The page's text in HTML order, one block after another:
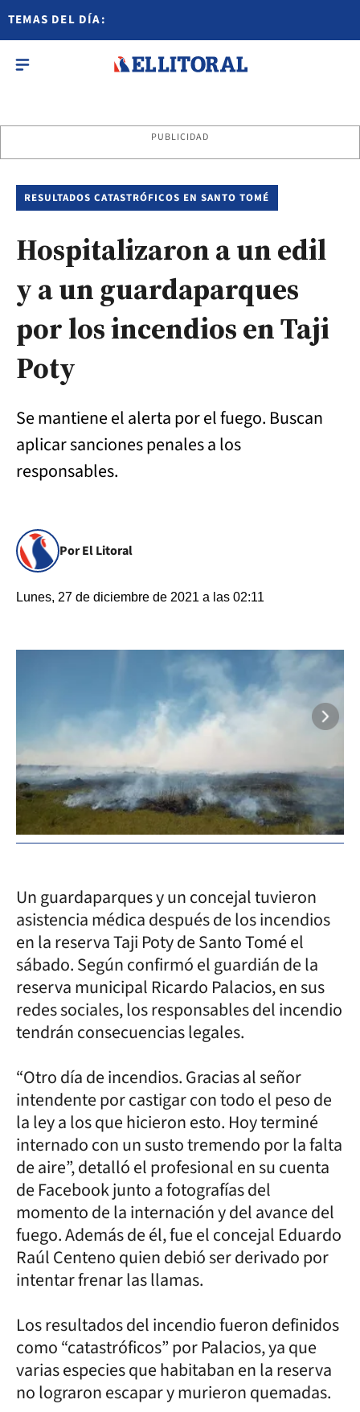
TEMAS DEL DÍA:
PUBLICIDAD
RESULTADOS CATASTRÓFICOS EN SANTO TOMÉ
Hospitalizaron a un edil
y a un guardaparques
por los incendios en Taji
Poty
Se mantiene el alerta por el fuego. Buscan
aplicar sanciones penales a los
responsables.
Por El Litoral
Lunes, 27 de diciembre de 2021 a las 02:11
Un guardaparques y un concejal tuvieron
asistencia médica después de los incendios
en la reserva Taji Poty de Santo Tomé el
sábado. Según confirmó el guardián de la
reserva municipal Ricardo Palacios, en sus
redes sociales, los responsables del incendio
tendrán consecuencias legales.
“Otro día de incendios. Gracias al señor
intendente por castigar con todo el peso de
la ley a los que hicieron esto. Hoy terminé
internado con un susto tremendo por la falta
de aire”, detalló el profesional en su cuenta
de Facebook junto a fotografías del
momento de la internación y del avance del
fuego. Además de él, fue el concejal Eduardo
Raúl Centeno quien debió ser derivado por
intentar frenar las llamas.
Los resultados del incendio fueron definidos
como “catastróficos” por Palacios, ya que
varias especies que habitaban en la reserva
no lograron escapar y murieron quemadas.